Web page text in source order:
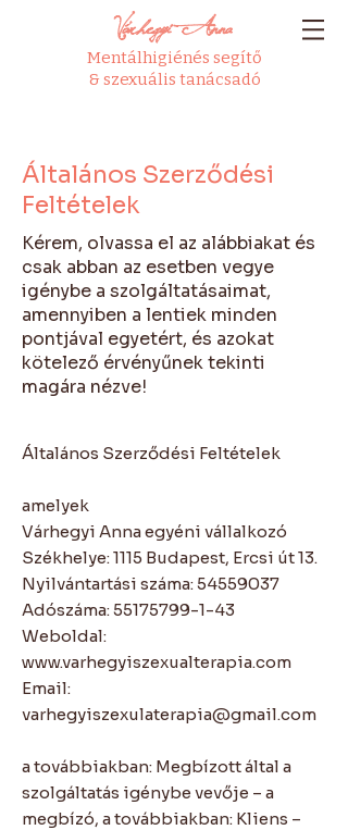
Várhegyi Anna
Mentálhigiénés segítő
& szexuális tanácsadó
Általános Szerződési
Feltételek
Kérem, olvassa el az alábbiakat és
csak abban az esetben vegye
igénybe a szolgáltatásaimat,
amennyiben a lentiek minden
pontjával egyetért, és azokat
kötelező érvényűnek tekinti
magára nézve!
Általános Szerződési Feltételek
amelyek
Várhegyi Anna egyéni vállalkozó
Székhelye: 1115 Budapest, Ercsi út 13.
Nyilvántartási száma:54559037
Adószáma:55175799-1-43
Weboldal:
www.varhegyiszexualterapia.com
Email:
varhegyiszexulaterapia@gmail.com
a továbbiakban: Megbízott által a
szolgáltatás igénybe vevője – a
megbízó, a továbbiakban: Kliens –